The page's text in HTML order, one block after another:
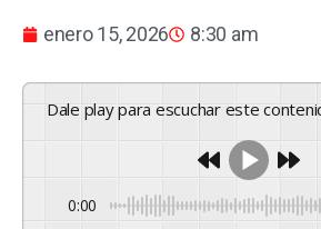
enero 15, 2026 8:30 am
Dale play para escuchar este
0:00